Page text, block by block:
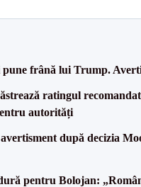
pune frână lui Trump.
ratingul
autorități
după decizia
pentru Bolojan: